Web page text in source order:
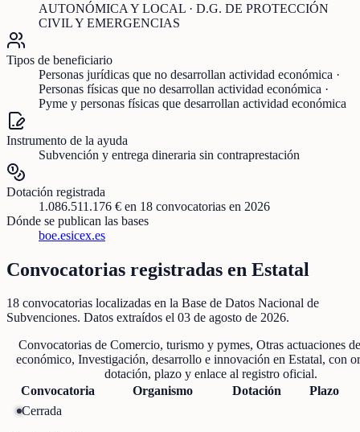
AUTONÓMICA Y LOCAL · D.G. DE PROTECCIÓN
CIVIL Y EMERGENCIAS
Tipos de beneficiario
Personas jurídicas que no desarrollan actividad económica ·
Personas físicas que no desarrollan actividad económica ·
Pyme y personas físicas que desarrollan actividad económica
Instrumento de la ayuda
Subvención y entrega dineraria sin contraprestación
Dotación registrada
1.086.511.176 € en 18 convocatorias en 2026
Dónde se publican las bases
boe.esicex.es
Convocatorias registradas en Estatal
18 convocatorias localizadas en la Base de Datos Nacional de
Subvenciones. Datos extraídos el 03 de agosto de 2026.
Convocatorias de Comercio, turismo y pymes, Otras actuaciones
económico, Investigación, desarrollo e innovaciónen Estatal, con
dotación, plazo y enlace al registro oficial.
Convocatoria
Organismo Dotación
Plazo
Cerrada